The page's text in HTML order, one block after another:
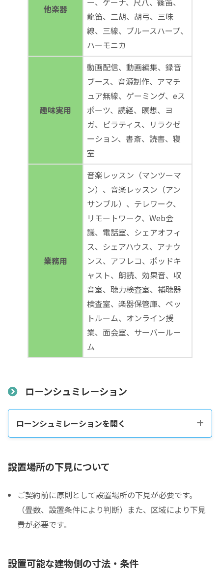
他楽器
龍笛、二胡、胡弓、三味
線、三線、ブルースハープ、
ハーモニカ
趣味実用
動画配信、動画編集、録音
ブース、音源制作、アマチ
ュア無線、ゲーミング、eス
ポーツ、読経、瞑想、ヨ
ガ、ピラティス、リラクゼ
ーション、書斎、読書、寝
室
業務用
音楽レッスン（マンツーマ
ン）、音楽レッスン（アン
サンブル）、テレワーク、
リモートワーク、Web会
議、電話室、シェアオフィ
ス、シェアハウス、アナウ
ンス、アフレコ、ポッドキ
ャスト、朗読、効果音、収
音室、聴力検査室、補聴器
検査室、楽器保管庫、ペッ
トルーム、オンライン授
業、面会室、サーバールー
ム
ローンシュミレーション
ローンシュミレーションを開く
税込価格合計*
0 0
設置場所の下見について
ご契約前に原則として設置場所の下見が必要です。
（畳数、設置条件により判断）また、区域により下見
費が必要です。
設置可能な建物側の寸法・条件